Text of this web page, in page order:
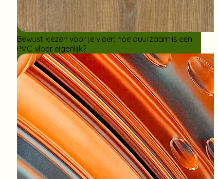
Bewust kiezen voor je vloer: hoe duurzaam is een
PVC-vloer eigenlijk?